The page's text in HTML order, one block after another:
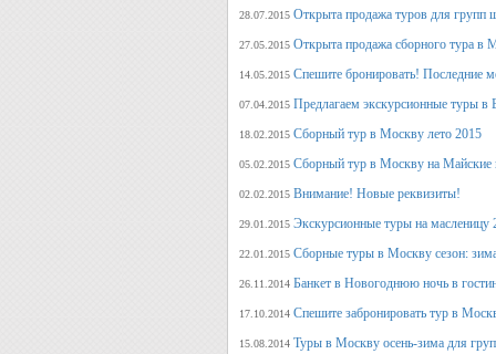
28.07.2015 Открыта продажа туров для групп
27.05.2015 Открыта продажа сборного тура в
14.05.2015 Спешите бронировать! Последние
07.04.2015 Предлагаем экскурсионные туры в
18.02.2015 Сборный тур в Москву лето 2015
05.02.2015 Сборный тур в Москву на Майские
02.02.2015 Внимание! Новые реквизиты!
29.01.2015 Экскурсионные туры на масленицу
22.01.2015 Сборные туры в Москву сезон:
26.11.2014 Банкет в Новогоднюю ночь в
17.10.2014 Спешите забронировать тур в
15.08.2014 Туры в Москву осень-зима для